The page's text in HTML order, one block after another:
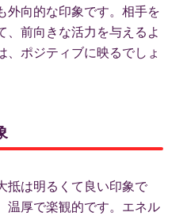
外向的な印象です。相手を
、前向きな活力を与えるよ
、ポジティブに映るでしょ
抵は明るくて良い印象で
温厚で楽観的です。エネル